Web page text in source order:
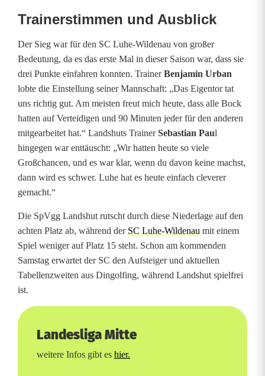
Trainerstimmen und Ausblick
Der Sieg war für den SC Luhe-Wildenau von großer
Bedeutung, da es das erste Mal in dieser Saison war, dass sie
drei Punkte einfahren konnten. TrainerBenjamin Urban
lobte die Einstellung seiner Mannschaft: „Das Eigentor tat
uns richtig gut. Am meisten freut mich heute, dass alle Bock
hatten auf Verteidigen und 90 Minuten jeder für den anderen
mitgearbeitet hat.“ Landshuts TrainerSebastian Paul
hingegen war enttäuscht: „Wir hatten heute so viele
Großchancen, und es war klar, wenn du davon keine machst,
dann wird es schwer. Luhe hat es heute einfach cleverer
gemacht.“
Die SpVgg Landshut rutscht durch diese Niederlage auf den
achten Platz ab, während der SC Luhe-Wildenau mit einem
Spiel weniger auf Platz 15 steht. Schon am kommenden
Samstag erwartet der SC den Aufsteiger und aktuellen
Tabellenzweiten aus Dingolfing, während Landshut spielfrei
ist.
Landesliga Mitte
weitere Infos gibt es hier.